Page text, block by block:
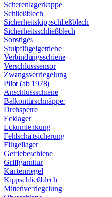
Scherenlagerkappe
Schließblech
Sicherheitskippschließblech
Sicherheitsschließblech
Sonstiges
Stulpflügelgetriebe
Verbindungsschiene
Verschlusssensor
Zwangsverriegelung
Pilot (ab 1978)
Anschlussschiene
Balkontürschnäpper
Drehsperre
Ecklager
Eckumlenkung
Fehlschaltsicherung
Flügellager
Getriebeschiene
Griffgarnitur
Kantenriegel
Kippschließblech
Mittenverriegelung